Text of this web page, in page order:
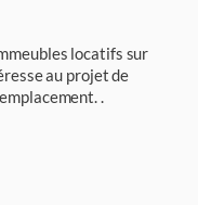
locatifs sur
au projet de
.